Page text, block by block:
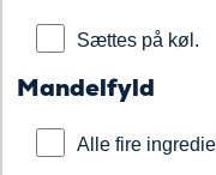
Sættes på køl.
Mandelfyld
Alle fire